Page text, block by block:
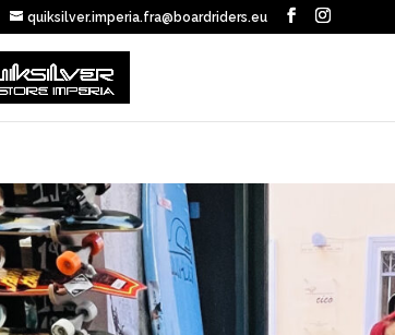
quiksilver.imperia.fra@boardriders.eu